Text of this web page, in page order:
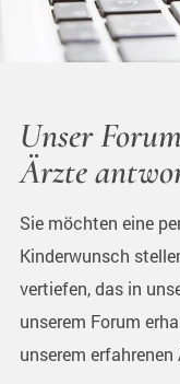
Unser
Ärzte
Sie möchten eine
Kinderwunsch
vertiefen, das in
unserem Forum
unserem